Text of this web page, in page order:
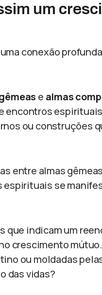
um
conexão
e almas
encontros
ou construções
entre almas
se
que indicam um
crescimento
ou moldadas
das vidas?